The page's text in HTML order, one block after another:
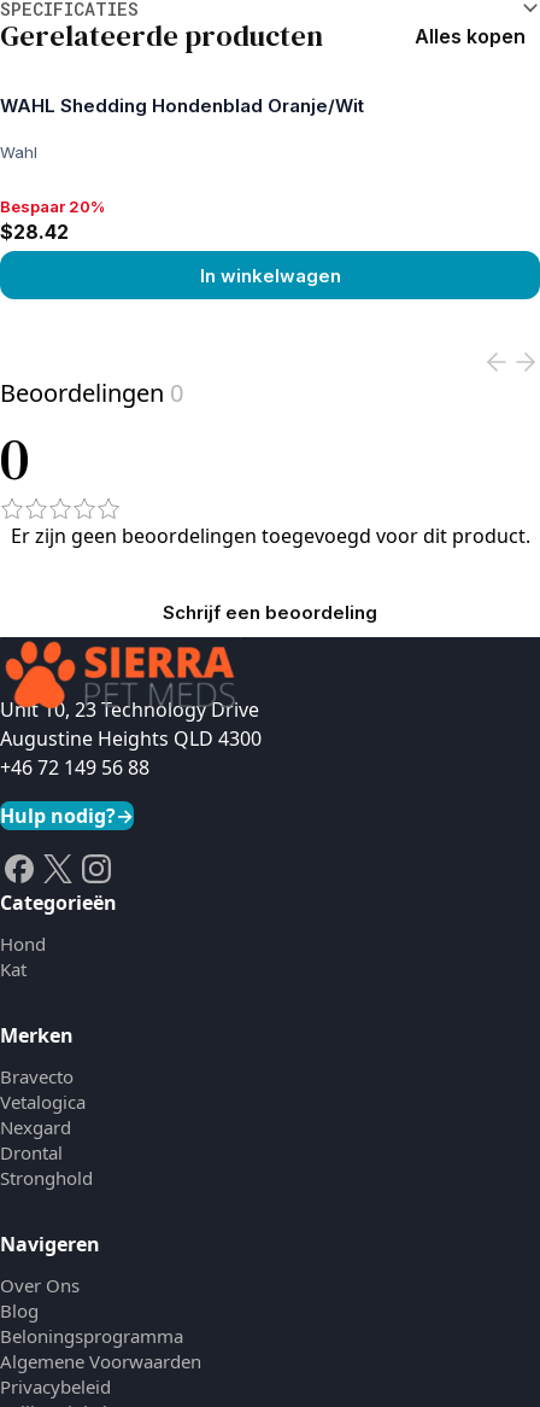
SPECIFICATIES
Gerelateerde producten Alles kopen
WAHL Shedding Hondenblad Oranje/Wit
Wahl
Bespaar 20%, $28.42
Bespaar 20%
$28.42
In winkelwagen
Beoordelingen 0
0
Er zijn geen beoordelingen toegevoegd voor dit product.
Schrijf een beoordeling
Unit 10, 23 Technology Drive
Augustine Heights QLD 4300
+46 72 149 56 88
Hulp nodig?→
Categorieën
Hond
Kat
Merken
Bravecto
Vetalogica
Nexgard
Drontal
Stronghold
Navigeren
Over Ons
Blog
Beloningsprogramma
Algemene Voorwaarden
Privacybeleid